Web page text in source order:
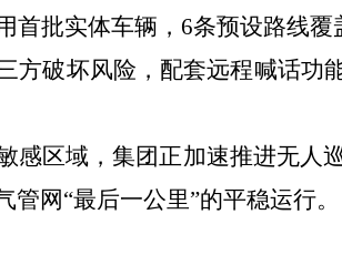
首批实体车辆，6条预设路线
方破坏风险，配套远程喊话
感区域，集团正加速推进无
网“最后一公里”的平稳运行。